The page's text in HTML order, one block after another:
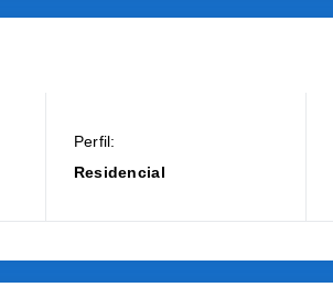
Perfil:
Residencial